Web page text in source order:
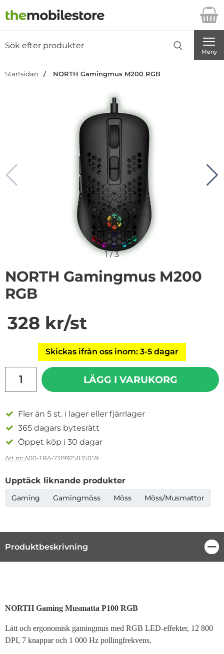
Startsidan för Danira Telecom AB
Meny
Startsidan NORTH Gamingmus M200 RGB
1/3
NORTH Gamingmus M200
RGB
pris
328 kr/st
Skickas ifrån oss inom: 3-5 dagar
LÄGG I VARUKORG
Fler än 5 st. i lager eller fjärrlager
365 dagars bytesrätt
Öppet köp i 30 dagar
Art nr: A00-TRA-7319925835059
Upptäck liknande produkter
Gaming Gamingmöss Möss Möss/Musmattor
Produktbeskrivning
NORTH Gaming Musmatta P100 RGB
Lätt och ergonomisk gamingmus med RGB LED-effekter, 12 800
DPI, 7 knappar och 1 000 Hz pollingfrekvens.